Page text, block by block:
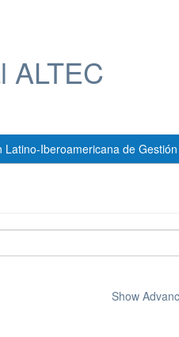
ALTEC
Iberoamericana de
Show